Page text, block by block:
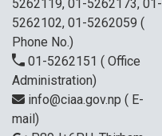
5262119, 01-5262173, 01-
5262102, 01-5262059 (
Phone No.)
01-5262151 ( Office
Administration)
info@ciaa.gov.np ( E-
mail)